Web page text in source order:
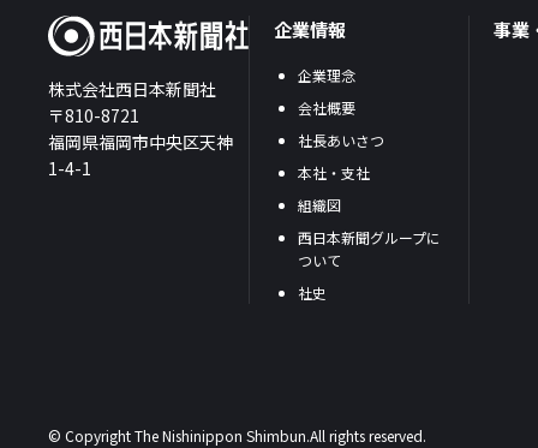
株式会社西日本新聞社
〒810-8721
福岡県福岡市中央区天神
1-4-1
企業情報
企業理念
会社概要
社長あいさつ
本社・支社
組織図
西日本新聞グループに
ついて
社史
事業
© Copyright The Nishinippon Shimbun.All rights reserved.